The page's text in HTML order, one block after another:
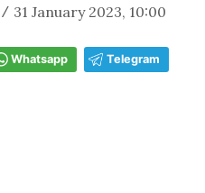
/ 31 January 2023, 10:00
Whatsapp Telegram